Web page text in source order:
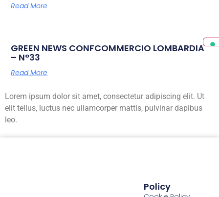
Read More
GREEN NEWS CONFCOMMERCIO LOMBARDIA
– N°33
Read More
Lorem ipsum dolor sit amet, consectetur adipiscing elit. Ut
elit tellus, luctus nec ullamcorper mattis, pulvinar dapibus
leo.
Policy